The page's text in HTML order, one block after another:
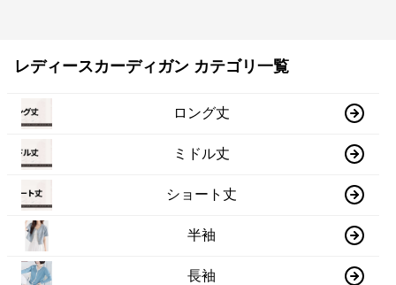
レディースカーディガン カテゴリ一覧
ロング丈
ミドル丈
ショート丈
半袖
長袖